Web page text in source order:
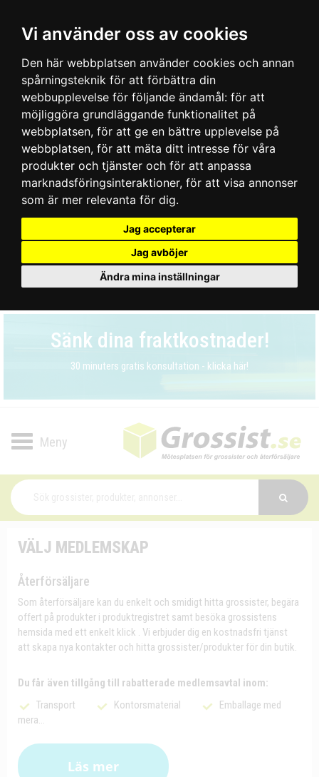
Vi använder oss av cookies
Den här webbplatsen använder cookies och annan
spårningsteknik för att förbättra din
webbupplevelse för följande ändamål: för att
möjliggöra grundläggande funktionalitet på
webbplatsen, för att ge en bättre upplevelse på
webbplatsen, för att mäta ditt intresse för våra
produkter och tjänster och för att anpassa
marknadsföringsinteraktioner, för att visa annonser
som är mer relevanta för dig.
Jag accepterar
Jag avböjer
Ändra mina inställningar
Sänk dina fraktkostnader!
30 minuters gratis konsultation - klicka här!
Toggle
VÄLJ MEDLEMSKAP
Återförsäljare
Som återförsäljare kan du enkelt och smidigt hitta grossister, begära
offert på produkter i produktregistret samt besöka grossistens
hemsida med ett enkelt klick . Vi erbjuder dig en kostnadsfri tjänst
att skapa nya kontakter och hitta grossister/produkter för din butik.
Du får även tillgång till rabatterade medlemsavtal inom:
Transport
Kontorsmaterial
Emballage med
mera...
Läs mer